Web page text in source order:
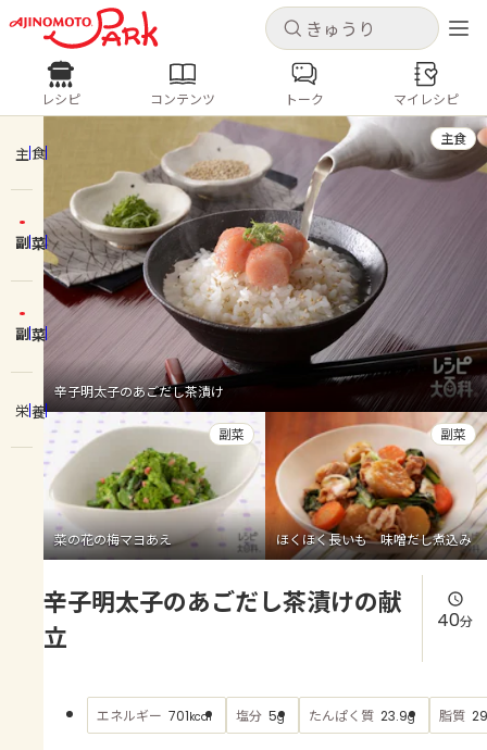
キャンセル
ログインするとレシピを保存できます
ログイン 新規登録
ホーム
コンテンツ
レシピ
トーク
よくあるお問い合わせ
お買い物
AJINOMOTO PARK とは
キャンセル
レシピ コンテンツ
人気の食材・レシピ
きゅうり なす トマト
とうもろこし
ピーマン
みょうが ゴーヤ
レシピ コンテンツ トーク マイレシピ
主食
副菜
副菜
栄養
辛子明太子のあごだし茶漬け
主食
菜の花の梅マヨあえ
副菜
ほくほく長いも 味噌だし煮込み
副菜
辛子明太子のあごだし茶漬けの献
立
40分
エネルギー 701kcal 塩分 5g たんぱく質 23.9g 脂質 29